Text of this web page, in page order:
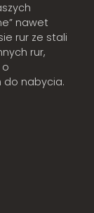
nawet
rur ze stali
rur,
nabycia.